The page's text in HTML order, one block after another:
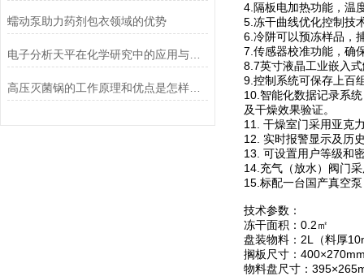
蠕动泵助力药剂包衣领域的优势
电子分析天平在化学研究中的应用与优势说明
高压灭菌锅的工作原理和优点是怎样的？
4.隔板电加热功能，温
5.冻干曲线优化控制技
6.冷阱可以预冻样品，
7.传感器校准功能，确
8.7英寸液晶工业嵌入
9.控制系统可保存上百
10.智能化数据记录系
及干燥效果验证。
11. 干燥室门采用亚克
12. 实时报警显示及历
13. 可设置用户等级和
14.充气（放水）阀门
15.标配一台国产真空
技术参数：
冻干面积：0.2㎡
盘装物料：2L（料厚
搁板尺寸：
物料盘尺寸：